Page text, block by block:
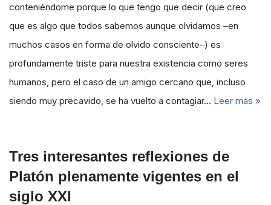
conteniéndome porque lo que tengo que decir (que creo
que es algo que todos sabemos aunque olvidamos –en
muchos casos en forma de olvido consciente–) es
profundamente triste para nuestra existencia como seres
humanos, pero el caso de un amigo cercano que, incluso
siendo muy precavido, se ha vuelto a contagiar… Leer más »
Tres interesantes reflexiones de
Platón plenamente vigentes en el
siglo XXI